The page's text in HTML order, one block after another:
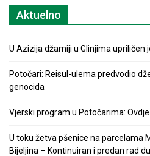
Aktuelno
U Azizija džamiji u Glinjima upriličen
Potočari: Reisul-ulema predvodio
genocida
Vjerski program u Potočarima:
U toku žetva pšenice na parcelama
Bijeljina – Kontinuiran i predan rad